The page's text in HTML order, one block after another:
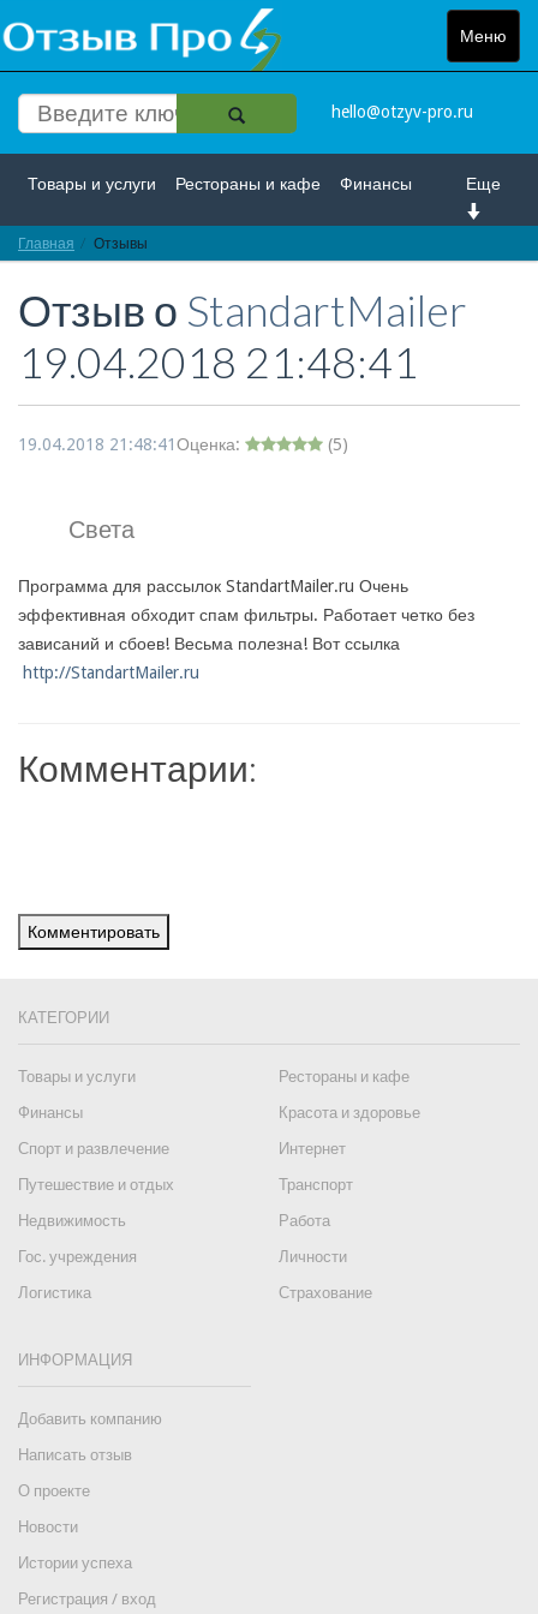
Меню
Toggle
hello@otzyv-pro.ru
Еще
Товары и услуги Рестораны и кафе Финансы
Красота и здоровье
Интернет Путешествие и отдых Транспорт
Недвижимость Работа Гос. учреждения
Главная Отзывы
Отзыв о StandartMailer
19.04.2018 21:48:41
19.04.2018 21:48:41Оценка: (5)
Света
Программа для рассылок StandartMailer.ru Очень
эффективная обходит спам фильтры. Работает четко без
зависаний и сбоев! Весьма полезна! Вот ссылка
http://StandartMailer.ru
Комментарии:
Комментировать
КАТЕГОРИИ
Товары и услуги
Рестораны и кафе
Финансы
Красота и здоровье
Спорт и развлечение
Интернет
Путешествие и отдых
Транспорт
Недвижимость
Работа
Гос. учреждения
Личности
Логистика
Страхование
ИНФОРМАЦИЯ
Добавить компанию
Написать отзыв
О проекте
Новости
Истории успеха
Регистрация / вход